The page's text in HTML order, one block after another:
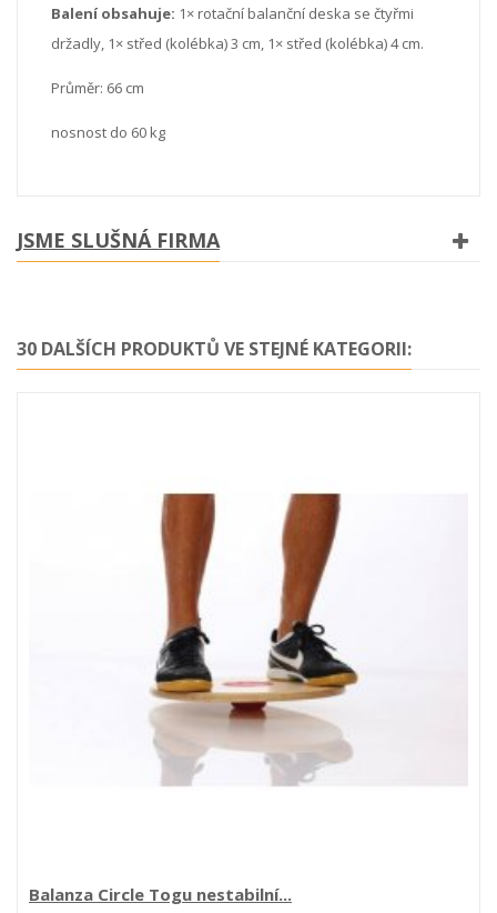
Balení obsahuje: 1× rotační balanční deska se čtyřmi
držadly, 1× střed (kolébka) 3 cm, 1× střed (kolébka) 4 cm.
Průměr: 66 cm
nosnost do 60 kg
JSME SLUŠNÁ FIRMA
30 DALŠÍCH PRODUKTŮ VE STEJNÉ KATEGORII:
Balanza Circle Togu nestabilní...